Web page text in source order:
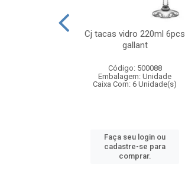
Cj tacas vidro 220ml 6pcs
gallant
Código: 500088
Embalagem: Unidade
Caixa Com: 6 Unidade(s)
Faça seu login ou
cadastre-se para
comprar.